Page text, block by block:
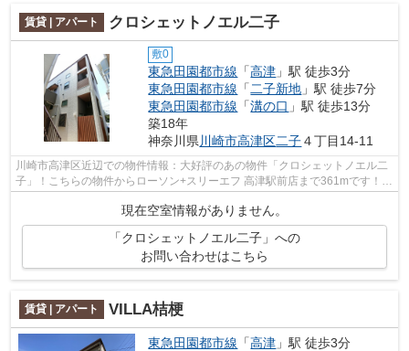
賃貸 | アパート クロシェットノエル二子
敷0
東急田園都市線 「高津 」駅 徒歩3分
東急田園都市線 「二子新地 」駅 徒歩7分
東急田園都市線 「溝の口 」駅 徒歩13分
築18年
神奈川県 川崎市高津区二子４丁目14-11
川崎市高津区近辺での物件情報：大好評のあの物件「クロシェットノエル二
子」！こちらの物件からローソン+スリーエフ 高津駅前店まで361mです！初
期費用はカードで決済いただけます！...
現在空室情報がありません。
「クロシェットノエル二子」への
お問い合わせはこちら
賃貸 | アパート VILLA桔梗
東急田園都市線 「高津 」駅 徒歩3分